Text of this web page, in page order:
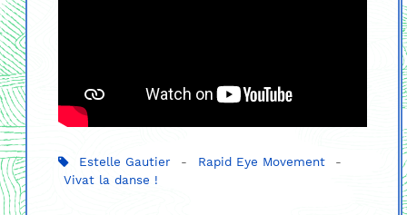
Estelle Gautier - Rapid Eye Movement
-
Vivat la danse !